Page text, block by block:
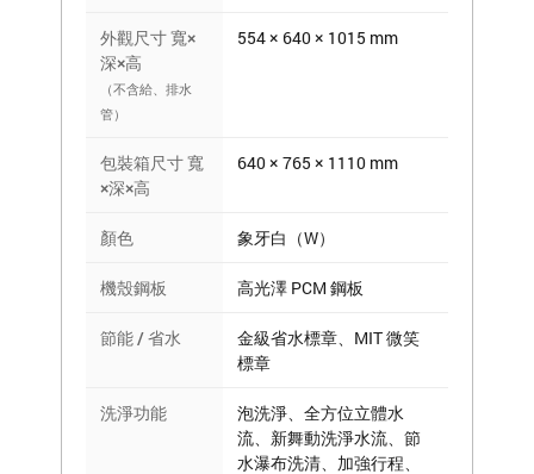
外觀尺寸 寬×
深×高
（不含給、排水
管）
554 × 640 × 1015 mm
包裝箱尺寸 寬
×深×高
640 × 765 × 1110 mm
顏色 象牙白（W）
機殼鋼板 高光澤 PCM 鋼板
節能 / 省水
金級省水標章、MIT 微笑
標章
洗淨功能
泡洗淨、全方位立體水
流、新舞動洗淨水流、節
水瀑布洗清、加強行程、